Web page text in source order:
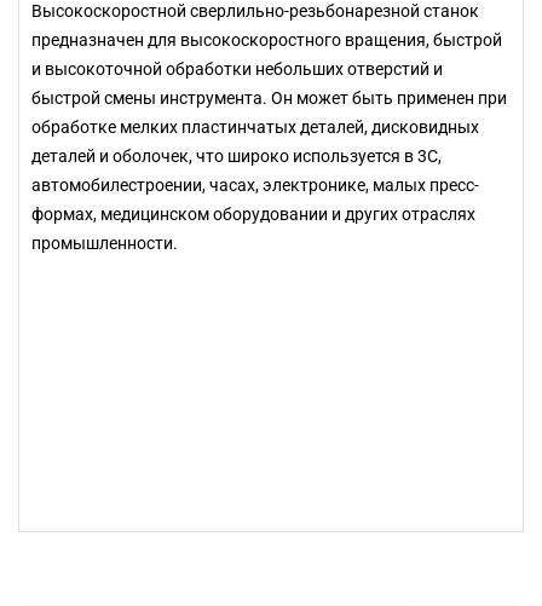
Высокоскоростной сверлильно-резьбонарезной станок
предназначен для высокоскоростного вращения, быстрой
и высокоточной обработки небольших отверстий и
быстрой смены инструмента. Он может быть применен при
обработке мелких пластинчатых деталей, дисковидных
деталей и оболочек, что широко используется в 3C,
автомобилестроении, часах, электронике, малых пресс-
формах, медицинском оборудовании и других отраслях
промышленности.